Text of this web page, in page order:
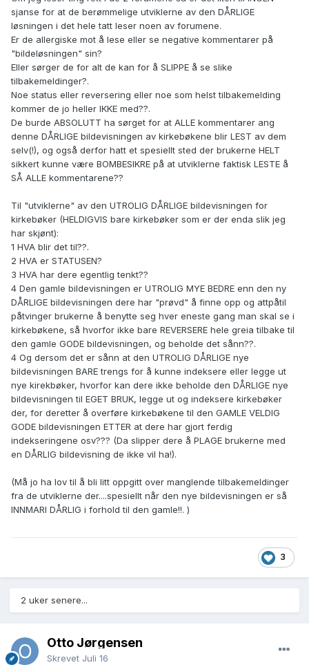
sjanse for at de berømmelige utviklerne av den DÅRLIGE
løsningen i det hele tatt leser noen av forumene.
Er de allergiske mot å lese eller se negative kommentarer på
"bildeløsningen" sin?
Eller sørger de for alt de kan for å SLIPPE å se slike
tilbakemeldinger?.
Noe status eller reversering eller noe som helst tilbakemelding
kommer de jo heller IKKE med??.
De burde ABSOLUTT ha sørget for at ALLE kommentarer ang
denne DÅRLIGE bildevisningen av kirkebøkene blir LEST av dem
selv(!), og også derfor hatt et spesiellt sted der brukerne HELT
sikkert kunne være BOMBESIKRE på at utviklerne faktisk LESTE å
SÅ ALLE kommentarene??
Til "utviklerne" av den UTROLIG DÅRLIGE bildevisningen for
kirkebøker (HELDIGVIS bare kirkebøker som er der enda slik jeg
har skjønt):
1 HVA blir det til??.
2 HVA er STATUSEN?
3 HVA har dere egentlig tenkt??
4 Den gamle bildevisningen er UTROLIG MYE BEDRE enn den ny
DÅRLIGE bildevisningen dere har "prøvd" å finne opp og attpåtil
påtvinger brukerne å benytte seg hver eneste gang man skal se i
kirkebøkene, så hvorfor ikke bare REVERSERE hele greia tilbake til
den gamle GODE bildevisningen, og beholde det sånn??.
4 Og dersom det er sånn at den UTROLIG DÅRLIGE nye
bildevisningen BARE trengs for å kunne indeksere eller legge ut
nye kirekbøker, hvorfor kan dere ikke beholde den DÅRLIGE nye
bildevisningen til EGET BRUK, legge ut og indeksere kirkebøker
der, for deretter å overføre kirkebøkene til den GAMLE VELDIG
GODE bildevisningen ETTER at dere har gjort ferdig
indekseringene osv??? (Da slipper dere å PLAGE brukerne med
en DÅRLIG bildevisning de ikke vil ha!).
(Må jo ha lov til å bli litt oppgitt over manglende tilbakemeldinger
fra de utviklerne der....spesiellt når den nye bildevisningen er så
INNMARI DÅRLIG i forhold til den gamle!!. )
3
2 uker senere...
Otto Jørgensen
Skrevet Juli 16